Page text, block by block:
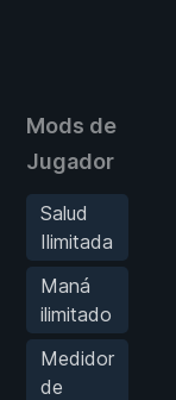
Mods de
Jugador
Salud
Ilimitada
Maná
ilimitado
Medidor
de